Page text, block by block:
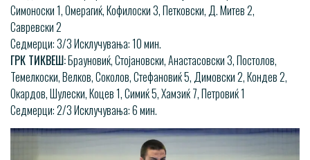
Симоноски 1, Омерагиќ, Кофилоски 3, Петковски, Д. Митев 2,
Савревски 2
Седмерци: 3/3 Исклучувања: 10 мин.
ГРК ТИКВЕШ:Брауновиќ, Стојановски, Анастасовски 3, Постолов,
Темелкоски, Велков, Соколов, Стефановиќ 5, Димовски 2, Кондев 2,
Окардов, Шулески, Коцев 1, Симиќ 5, Хамзиќ 7, Петровиќ 1
Седмерци: 2/3 Исклучувања: 6 мин.